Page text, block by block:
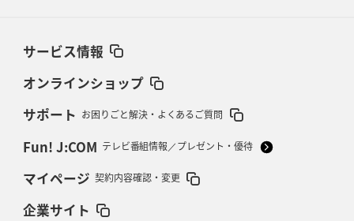
サービス情報
オンラインショップ
サポート お困りごと解決・よくあるご質問
Fun! J:COM テレビ番組情報／プレゼント・優待
マイページ 契約内容確認・変更
企業サイト